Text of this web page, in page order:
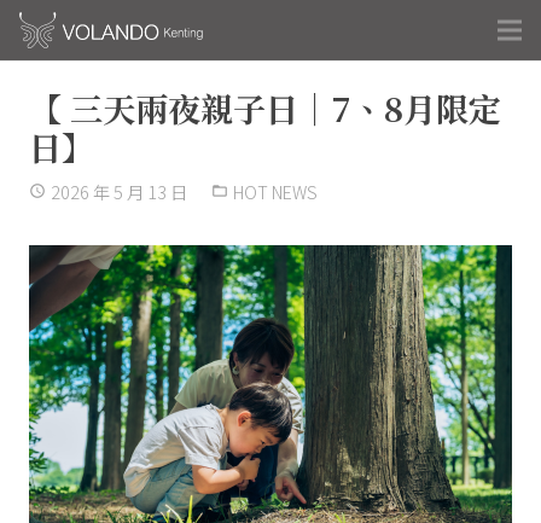
【 三天兩夜親子日｜7、8月限定
日】
access_time 2026 年 5 月 13 日 folder_open HOT NEWS